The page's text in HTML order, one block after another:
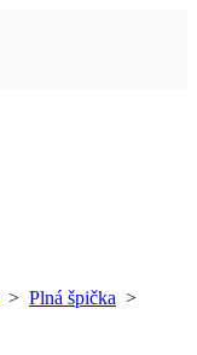
> Plná špička >